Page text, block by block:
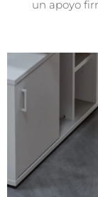
un apoyo